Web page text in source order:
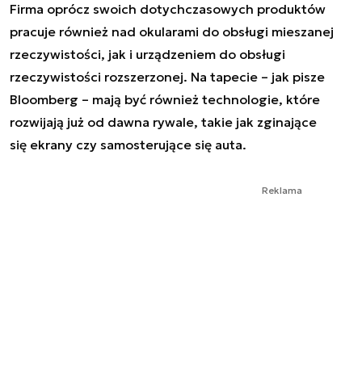
Firma oprócz swoich dotychczasowych produktów
pracuje również nad okularami do obsługi mieszanej
rzeczywistości, jak i urządzeniem do obsługi
rzeczywistości rozszerzonej. Na tapecie – jak pisze
Bloomberg – mają być również technologie, które
rozwijają już od dawna rywale, takie jak zginające
się ekrany czy samosterujące się auta.
Reklama